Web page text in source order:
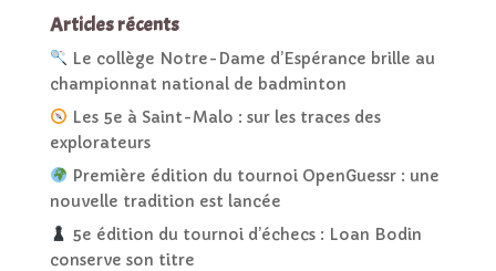
Articles récents
Le collège Notre-Dame d’Espérance brille au
championnat national de badminton
Les 5e à Saint-Malo : sur les traces des
explorateurs
Première édition du tournoi OpenGuessr : une
nouvelle tradition est lancée
5e édition du tournoi d’échecs : Loan Bodin
conserve son titre